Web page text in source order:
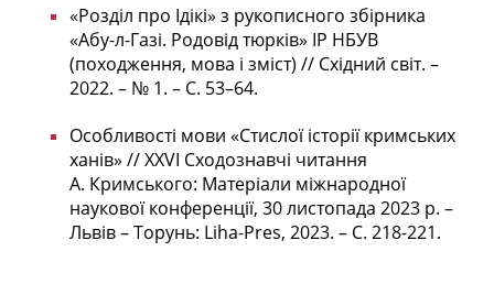
«Розділ про Ідікі» з рукописного збірника
«Абу-л-Газі. Родовід тюрків» ІР НБУВ
(походження, мова і зміст) // Східний світ. –
2022. – № 1. – С. 53–64.
Особливості мови «Стислої історії кримських
ханів» // ХХVІ Сходознавчі читання
А. Кримського: Матеріали міжнародної
наукової конференції, 30 листопада 2023 р. –
Львів – Торунь: Liha-Pres, 2023. – С. 218-221.